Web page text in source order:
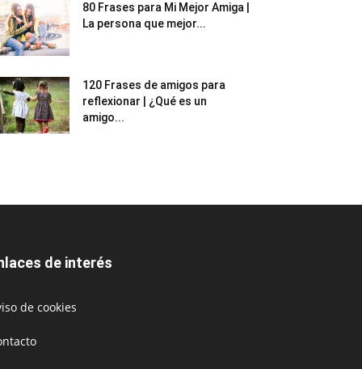
80 Frases para Mi Mejor Amiga |
La persona que mejor...
120 Frases de amigos para
reflexionar | ¿Qué es un
amigo...
de interés
de cookies